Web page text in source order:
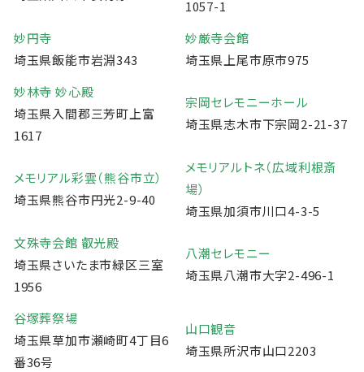
1057-1
妙円寺
埼玉県飯能市岩淵343
妙厳寺会館
埼玉県上尾市原市975
妙林寺 妙心殿
埼玉県入間郡三芳町上富
1617
宗岡セレモニーホール
埼玉県志木市下宗岡2-21-37
メモリアル彩雲（熊谷市立）
埼玉県熊谷市円光2-9-40
メモリアルトネ（広域利根斎
場）
埼玉県加須市川口4-3-5
文殊寺会館 叡光殿
埼玉県さいたま市緑区三室
1956
八潮セレモニー
埼玉県八潮市大字2-496-1
谷塚葬祭場
埼玉県草加市瀬崎町4丁目6
番36号
山口観音
埼玉県所沢市山口2203